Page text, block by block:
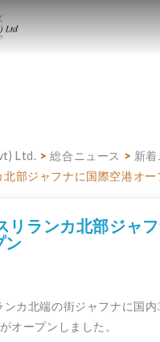
Ltd. >総合ニュース > 新
部ジャフナに国際空港オー
ランカ北部ジャフ
ン
カ北端の街ジャフナに国内
オープンしました。